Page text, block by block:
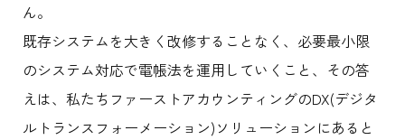
ん。
既存システムを大きく改修することなく、必要最小限
のシステム対応で電帳法を運用していくこと、その答
えは、私たちファーストアカウンティングのDX(デジタ
ルトランスフォーメーション)ソリューションにあると